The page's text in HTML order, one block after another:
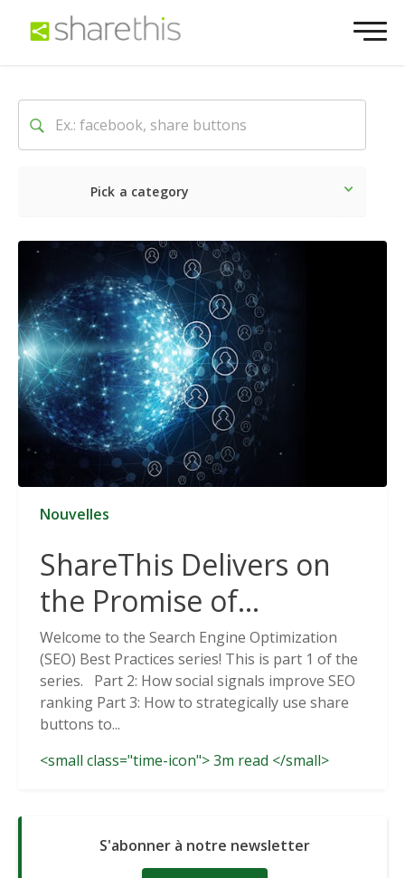
Pick a category
Dernière Sociale
Nouvelles
ShareThis Delivers on
the Promise of
Cookieless Data
Solutions
Welcome to the Search Engine Optimization
(SEO) Best Practices series! This is part 1 of the
series. Part 2: How social signals improve SEO
ranking Part 3: How to strategically use share
buttons to...
<small class="time-icon"> 3m read </small>
S'abonner à notre newsletter